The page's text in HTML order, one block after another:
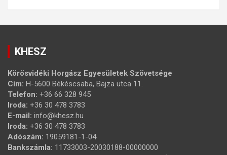
KHESZ
Körösvidéki Horgász Egyesületek Szövetsége
Cím: H-5600 Békéscsaba, Bajza utca 11.
Telefon: +36 66 328 945
Iroda: +36 30 478 3783
E-mail: info@khesz.hu
Iroda: +36 30 478 3783
Adószám: 19059181-1-04
Bankszámla: 11733003-20030188-00000000